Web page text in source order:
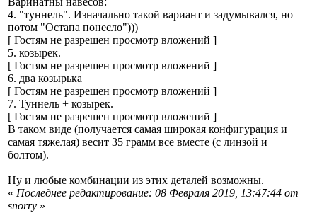
4. "туннель". Изначально такой вариант и задумывался, но
потом "Остапа понесло")))
[ Гостям не разрешен просмотр вложений ]
5. козырек.
[ Гостям не разрешен просмотр вложений ]
6. два козырька
[ Гостям не разрешен просмотр вложений ]
7. Туннель + козырек.
[ Гостям не разрешен просмотр вложений ]
В таком виде (получается самая широкая конфигурация и
самая тяжелая) весит 35 грамм все вместе (с линзой и
болтом).
Ну и любые комбинации из этих деталей возможны.
« Последнее редактирование: 08 Февраля 2019, 13:47:44 от
snorry »